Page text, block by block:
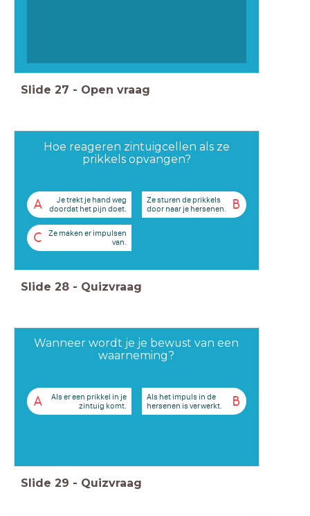
Slide 27 - Open vraag
Hoe reageren zintuigcellen als ze
prikkels opvangen?
A
Je trekt je hand weg
doordat het pijn doet.
B
Ze sturen de prikkels
door naar je hersenen.
C
Ze maken er impulsen
van.
Slide 28 - Quizvraag
Wanneer wordt je je bewust van een
waarneming?
A
Als er een prikkel in je
zintuig komt.
B
Als het impuls in de
hersenen is verwerkt.
Slide 29 - Quizvraag